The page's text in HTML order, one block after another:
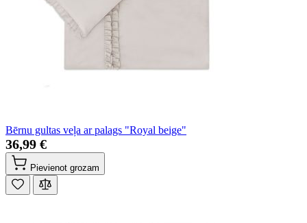
Bērnu gultas veļa ar palags "Royal beige"
36,99 €
Pievienot grozam